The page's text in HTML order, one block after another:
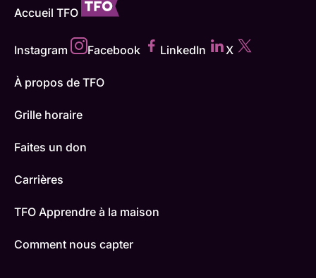
Accueil TFO
Instagram Facebook LinkedIn X
À propos de TFO
Grille horaire
Faites un don
Carrières
TFO Apprendre à la maison
Comment nous capter